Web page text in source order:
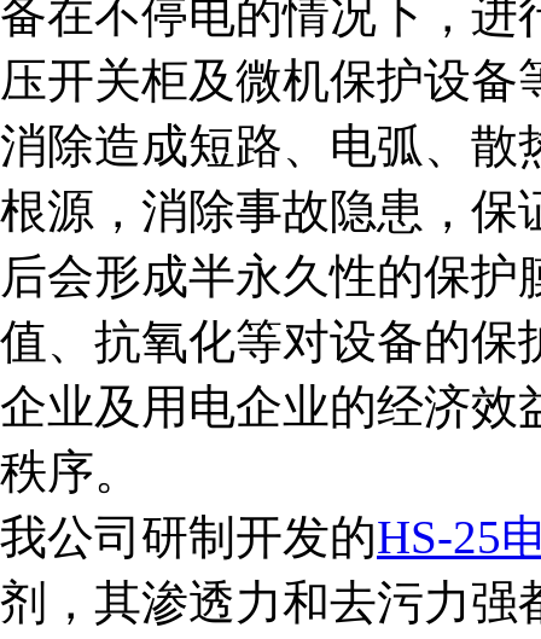
备在不停电的情况下，进
压开关柜及微机保护设
消除造成短路、电弧、散
根源，消除事故隐患，保
后会形成半永久性的保
值、抗氧化等对设备的保
企业及用电企业的经济效
秩序。
我公司研制开发的HS-25
剂，其渗透力和去污力强